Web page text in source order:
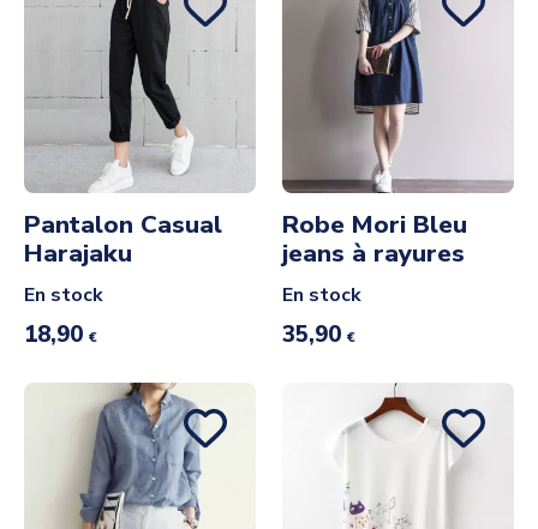
Pantalon Casual
Harajaku
En stock
18,90 €
Robe Mori Bleu
jeans à rayures
En stock
35,90 €